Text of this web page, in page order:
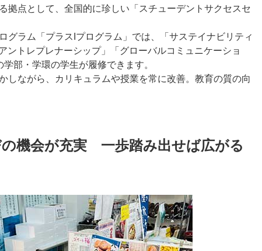
拠点として、全国的に珍しい「スチューデントサクセスセ
ラム「プラスIプログラム」では、「サステイナビリティ
ントレプレナーシップ」「グローバルコミュニケーショ
部・学環の学生が履修できます。
しながら、カリキュラムや授業を常に改善。教育の質の向
機会が充実 一歩踏み出せば広がる